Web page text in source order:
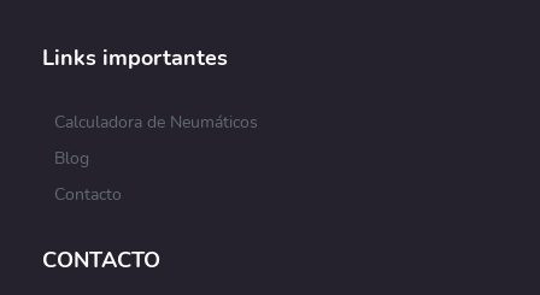
Links importantes
Calculadora de Neumáticos
Blog
Contacto
CONTACTO